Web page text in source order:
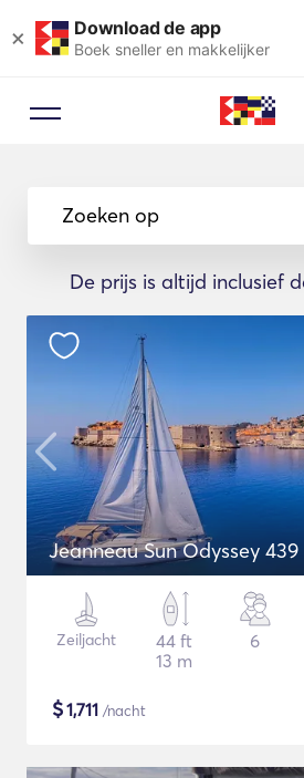
× Download de app
Boek sneller en makkelijker
Zoeken op
De prijs is altijd inclusief
Jeanneau Sun Odyssey 439
Zeiljacht
44 ft
13 m
6
$1,711 /nacht